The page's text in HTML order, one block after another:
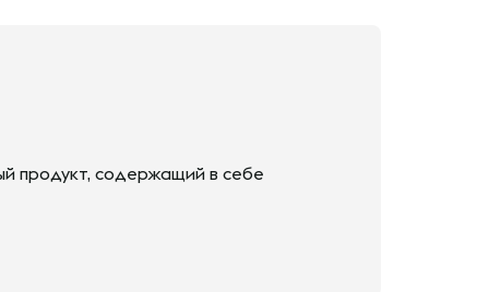
продукт, содержащий в себе